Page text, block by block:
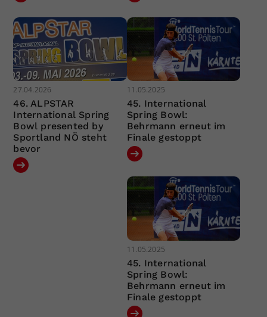
27.04.2026
46. ALPSTAR
International Spring
Bowl presented by
Sportland NÖ steht
bevor
11.05.2025
45. International
Spring Bowl:
Behrmann erneut im
Finale gestoppt
11.05.2025
45. International
Spring Bowl:
Behrmann erneut im
Finale gestoppt